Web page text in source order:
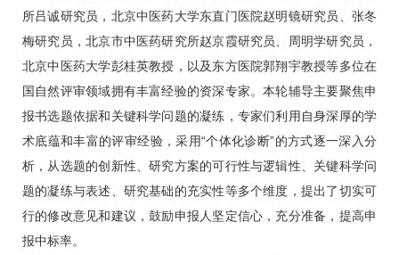
所吕诚研究员，北京中医药大学东直门医院赵明镜研究员、张冬
梅研究员，北京市中医药研究所赵京霞研究员、周明学研究员，
北京中医药大学彭桂英教授，以及东方医院郭翔宇教授等多位在
国自然评审领域拥有丰富经验的资深专家。本轮辅导主要聚焦申
报书选题依据和关键科学问题的凝练，专家们利用自身深厚的学
术底蕴和丰富的评审经验，采用“个体化诊断”的方式逐一深入分
析，从选题的创新性、研究方案的可行性与逻辑性、关键科学问
题的凝练与表述、研究基础的充实性等多个维度，提出了切实可
行的修改意见和建议，鼓励申报人坚定信心，充分准备，提高申
报中标率。